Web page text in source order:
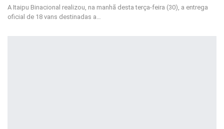
A Itaipu Binacional realizou, na manhã desta terça-feira (30), a entrega
oficial de 18 vans destinadas a…